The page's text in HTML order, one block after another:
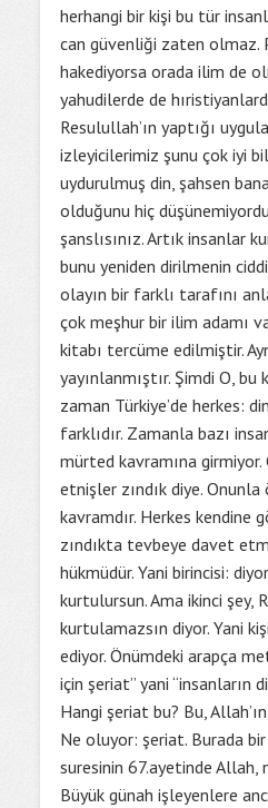
herhangi bir kişi bu tür
can güvenliği zaten olmaz.
hakediyorsa orada ilim de
yahudilerde de
Resulullah’ın yaptığı
izleyicilerimiz şunu çok iyi
uydurulmuş din, şahsen
olduğunu hiç
şanslısınız. Artık insanlar
bunu yeniden dirilmenin
olayın bir farklı tarafını
çok meşhur bir ilim adamı
kitabı tercüme edilmiştir.
yayınlanmıştır. Şimdi O,
zaman Türkiye’de herkes:
farklıdır. Zamanla bazı
mürted kavramına
etnişler zındık diye.
kavramdır. Herkes kendine
zındıkta tevbeye davet
hükmüdür. Yani birincisi:
kurtulursun. Ama ikinci şey,
kurtulamazsın diyor. Yani
ediyor. Önümdeki arapça
için şeriat” yani “insanların
Hangi şeriat bu? Bu,
Ne oluyor: şeriat. Burada
suresinin 67.ayetinde Allah,
Büyük günah işleyenlere